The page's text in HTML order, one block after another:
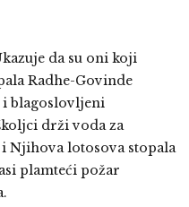
da su oni koji
Radhe-Govinde
i blagoslovljeni
drži voda za
i Njihova lotosova stopala
plamteći požar